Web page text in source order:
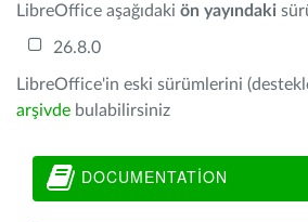
LibreOffice aşağıdaki ön yayındaki
26.8.0
LibreOffice'in eski sürümlerini
arşivde bulabilirsiniz
DOCUMENTATION